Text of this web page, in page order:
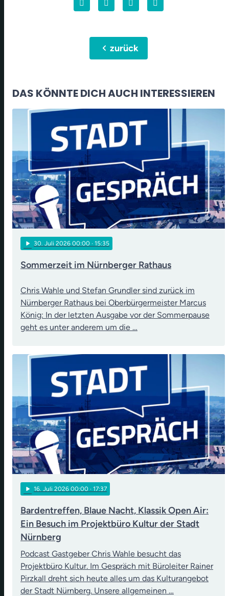
chevron_leftzurück
DAS KÖNNTE DICH AUCH INTERESSIEREN
play_arrow 30. Juli 2026 00:00 · 15:35
Sommerzeit im Nürnberger Rathaus
Chris Wahle und Stefan Grundler sind zurück im
Nürnberger Rathaus bei Oberbürgermeister Marcus
König: In der letzten Ausgabe vor der Sommerpause
geht es unter anderem um die …
play_arrow 16. Juli 2026 00:00 · 17:37
Bardentreffen, Blaue Nacht, Klassik Open Air:
Ein Besuch im Projektbüro Kultur der Stadt
Nürnberg
Podcast Gastgeber Chris Wahle besucht das
Projektbüro Kultur. Im Gespräch mit Büroleiter Rainer
Pirzkall dreht sich heute alles um das Kulturangebot
der Stadt Nürnberg. Unsere allgemeinen …